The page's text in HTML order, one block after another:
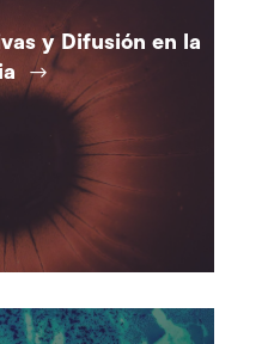
y Difusión en la